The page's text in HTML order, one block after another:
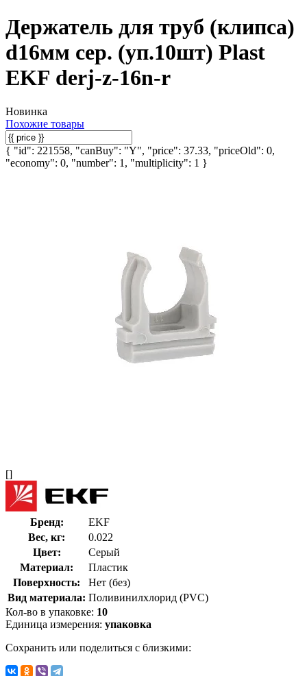
Держатель для труб (клипса)
d16мм сер. (уп.10шт) Plast
EKF derj-z-16n-r
Новинка
Похожие товары
{ "id": 221558, "canBuy": "Y", "price": 37.33, "priceOld": 0,
"economy": 0, "number": 1, "multiplicity": 1 }
[]
Бренд:
EKF
Вес, кг:
0.022
Цвет:
Серый
Материал:
Пластик
Поверхность:
Нет (без)
Вид материала: Поливинилхлорид (PVC)
Кол-во в упаковке: 10
Единица измерения: упаковка
Сохранить или поделиться с близкими: